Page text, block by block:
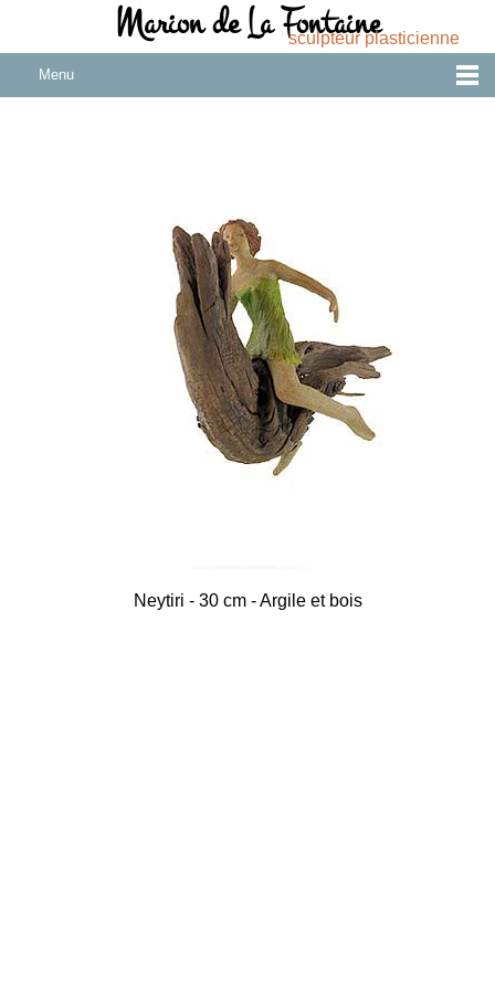
Marion de La Fontaine
sculpteur plasticienne
Menu
Neytiri - 30 cm - Argile et bois